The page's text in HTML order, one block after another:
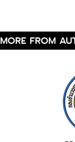
MORE FROM